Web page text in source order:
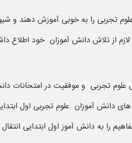
تجربی را به خوبی آموزش دهند
از تلاش دانش آموزان خود اطلاع
تجربی و موفقیت در امتحانات
دانش آموزان علوم تجربی اول
را به دانش آموز اول ابتدایی